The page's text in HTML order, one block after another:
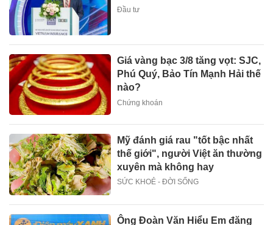
Đầu tư
Giá vàng bạc 3/8 tăng vọt: SJC,
Phú Quý, Bảo Tín Mạnh Hải thế
nào?
Chứng khoán
Mỹ đánh giá rau "tốt bậc nhất
thế giới", người Việt ăn thường
xuyên mà không hay
SỨC KHOẺ - ĐỜI SỐNG
Ông Đoàn Văn Hiểu Em đăng